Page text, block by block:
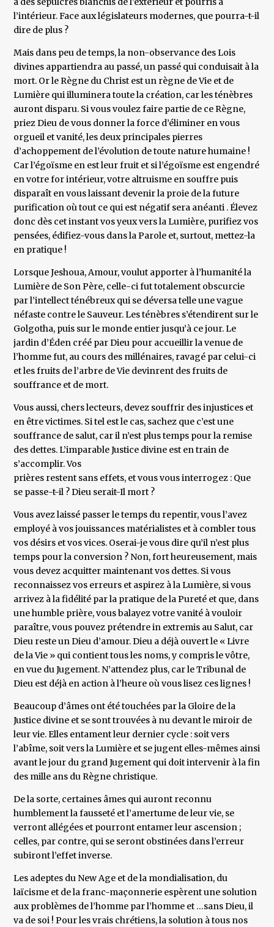
l’intérieur. Face aux législateurs modernes, que pourra-t-il
dire de plus ?
Mais dans peu de temps, la non-observance des Lois
divines appartiendra au passé, un passé qui conduisait à la
mort. Or le Règne du Christ est un règne de Vie et de
Lumière qui illuminera toute la création, car les ténèbres
auront disparu. Si vous voulez faire partie de ce Règne,
priez Dieu de vous donner la force d’éliminer en vous
orgueil et vanité, les deux principales pierres
d’achoppement de l’évolution de toute nature humaine !
Car l’égoïsme en est leur fruit et si l’égoïsme est engendré
en votre for intérieur, votre altruisme en souffre puis
disparaît en vous laissant devenir la proie de la future
purification où tout ce qui est négatif sera anéanti . Élevez
donc dès cet instant vos yeux vers la Lumière, purifiez vos
pensées, édifiez-vous dans la Parole et, surtout, mettez-la
en pratique !
Lorsque Jeshoua, Amour, voulut apporter à l’humanité la
Lumière de Son Père, celle-ci fut totalement obscurcie
par l’intellect ténébreux qui se déversa telle une vague
néfaste contre le Sauveur. Les ténèbres s’étendirent sur le
Golgotha, puis sur le monde entier jusqu’à ce jour. Le
jardin d’Éden créé par Dieu pour accueillir la venue de
l’homme fut, au cours des millénaires, ravagé par celui-ci
et les fruits de l’arbre de Vie devinrent des fruits de
souffrance et de mort.
Vous aussi, chers lecteurs, devez souffrir des injustices et
en être victimes. Si tel est le cas, sachez que c’est une
souffrance de salut, car il n’est plus temps pour la remise
des dettes. L’imparable Justice divine est en train de
s’accomplir. Vos
prières restent sans effets, et vous vous interrogez : Que
se passe-t-il ? Dieu serait-Il mort ?
Vous avez laissé passer le temps du repentir, vous l’avez
employé à vos jouissances matérialistes et à combler tous
vos désirs et vos vices. Oserai-je vous dire qu’il n’est plus
temps pour la conversion ? Non, fort heureusement, mais
vous devez acquitter maintenant vos dettes. Si vous
reconnaissez vos erreurs et aspirez à la Lumière, si vous
arrivez à la fidélité par la pratique de la Pureté et que, dans
une humble prière, vous balayez votre vanité à vouloir
paraître, vous pouvez prétendre in extremis au Salut, car
Dieu reste un Dieu d’amour. Dieu a déjà ouvert le « Livre
de la Vie » qui contient tous les noms, y compris le vôtre,
en vue du Jugement. N’attendez plus, car le Tribunal de
Dieu est déjà en action à l’heure où vous lisez ces lignes !
Beaucoup d’âmes ont été touchées par la Gloire de la
Justice divine et se sont trouvées à nu devant le miroir de
leur vie. Elles entament leur dernier cycle : soit vers
l’abîme, soit vers la Lumière et se jugent elles-mêmes ainsi
avant le jour du grand Jugement qui doit intervenir à la fin
des mille ans du Règne christique.
De la sorte, certaines âmes qui auront reconnu
humblement la fausseté et l’amertume de leur vie, se
verront allégées et pourront entamer leur ascension ;
celles, par contre, qui se seront obstinées dans l’erreur
subiront l’effet inverse.
Les adeptes du New Age et de la mondialisation, du
laïcisme et de la franc-maçonnerie espèrent une solution
aux problèmes de l’homme par l’homme et …sans Dieu, il
va de soi ! Pour les vrais chrétiens, la solution à tous nos